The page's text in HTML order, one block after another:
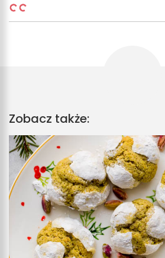
Zobacz także: